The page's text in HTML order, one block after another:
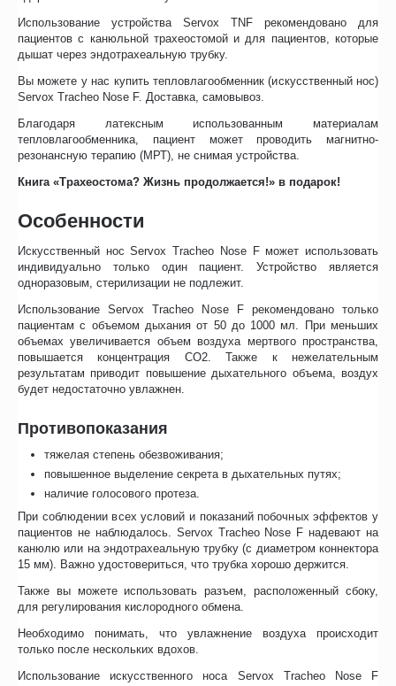
Использование устройства Servox TNF рекомендовано для
пациентов с канюльной трахеостомой и для пациентов, которые
дышат через эндотрахеальную трубку.
Вы можете у нас купить тепловлагообменник (искусственный нос)
Servox Tracheo Nose F. Доставка, самовывоз.
Благодаря латексным использованным материалам
тепловлагообменника, пациент может проводить магнитно-
резонансную терапию (МРТ), не снимая устройства.
Книга «Трахеостома? Жизнь продолжается!» в подарок!
Особенности
Искусственный нос Servox Tracheo Nose F может использовать
индивидуально только один пациент. Устройство является
одноразовым, стерилизации не подлежит.
Использование Servox Tracheo Nose F рекомендовано только
пациентам с объемом дыхания от 50 до 1000 мл. При меньших
объемах увеличивается объем воздуха мертвого пространства,
повышается концентрация CO2. Также к нежелательным
результатам приводит повышение дыхательного объема, воздух
будет недостаточно увлажнен.
Противопоказания
тяжелая степень обезвоживания;
повышенное выделение секрета в дыхательных путях;
наличие голосового протеза.
При соблюдении всех условий и показаний побочных эффектов у
пациентов не наблюдалось. Servox Tracheo Nose F надевают на
канюлю или на эндотрахеальную трубку (с диаметром коннектора
15 мм). Важно удостовериться, что трубка хорошо держится.
Также вы можете использовать разъем, расположенный сбоку,
для регулирования кислородного обмена.
Необходимо понимать, что увлажнение воздуха происходит
только после нескольких вдохов.
Использование искусственного носа Servox Tracheo Nose F